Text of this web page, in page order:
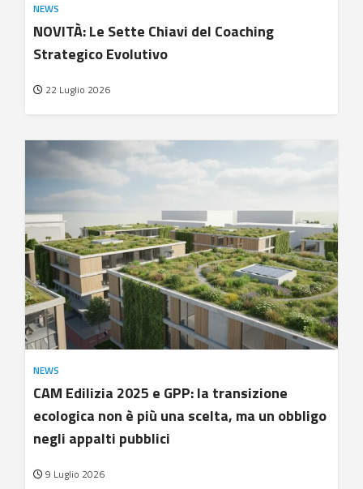
NEWS
NOVITÀ: Le Sette Chiavi del Coaching
Strategico Evolutivo
22 Luglio 2026
NEWS
CAM Edilizia 2025 e GPP: la transizione
ecologica non è più una scelta, ma un obbligo
negli appalti pubblici
9 Luglio 2026